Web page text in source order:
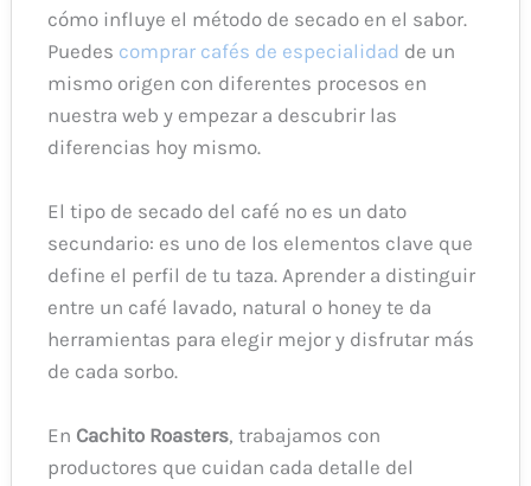
cómo influye el método de secado en el sabor.
Puedes comprar cafés de especialidad de un
mismo origen con diferentes procesos en
nuestra web y empezar a descubrir las
diferencias hoy mismo.
El tipo de secado del café no es un dato
secundario: es uno de los elementos clave que
define el perfil de tu taza. Aprender a distinguir
entre un café lavado, natural o honey te da
herramientas para elegir mejor y disfrutar más
de cada sorbo.
En Cachito Roasters, trabajamos con
productores que cuidan cada detalle del